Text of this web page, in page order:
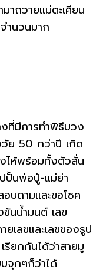
าถวายแม่ตะเคียน
ำนวนมาก
ที่มีการทำพิธีบวง
ย 50 กว่าปี เกิด
งไห้พร้อมทั้งตัวสั่น
ปั้นพ่อปู่-แม่ย่า
บถามและขอโชค
นน้ำมนต์ เลข
เลขและเลขของธูป
ยกกันได้ว่าสายมู
จุกๆก็ว่าได้